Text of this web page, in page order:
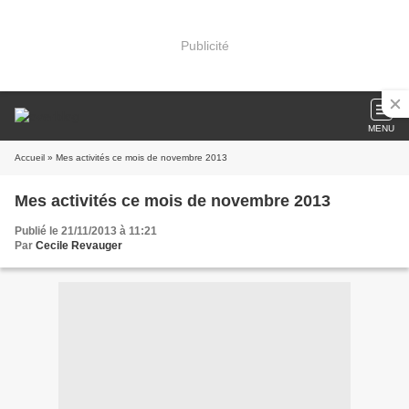
Publicité
MENU
Accueil » Mes activités ce mois de novembre 2013
Mes activités ce mois de novembre 2013
Publié le 21/11/2013 à 11:21
Par Cecile Revauger